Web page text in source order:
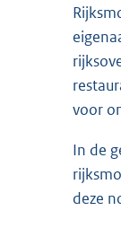
voor
In de
deze